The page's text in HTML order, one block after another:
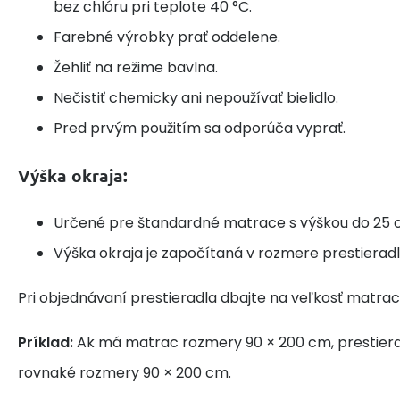
bez chlóru pri teplote 40 °C.
Farebné výrobky prať oddelene.
Žehliť na režime bavlna.
Nečistiť chemicky ani nepoužívať bielidlo.
Pred prvým použitím sa odporúča vyprať.
Výška okraja:
Určené pre štandardné matrace s výškou do 25
Výška okraja je započítaná v rozmere
Pri objednávaní prestieradla dbajte na veľkosť
Príklad:Ak má matrac rozmery 90 × 200 cm,
rovnaké rozmery 90 × 200 cm.